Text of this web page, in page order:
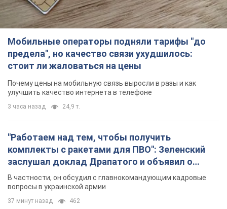
Мобильные операторы подняли тарифы "до
предела", но качество связи ухудшилось:
стоит ли жаловаться на цены
Почему цены на мобильную связь выросли в разы и как
улучшить качество интернета в телефоне
3 часа назад 24,9 т.
"Работаем над тем, чтобы получить
комплекты с ракетами для ПВО": Зеленский
заслушал доклад Драпатого и объявил о
новых мерах
В частности, он обсудил с главнокомандующим кадровые
вопросы в украинской армии
37 минут назад 462